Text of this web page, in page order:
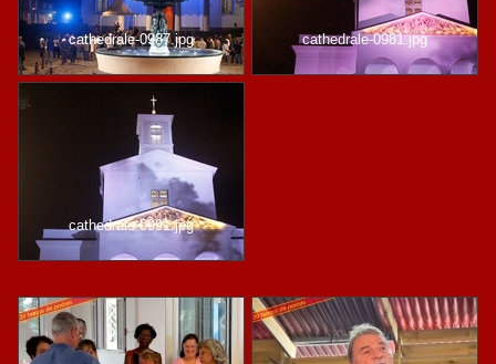
cathedrale-0987.jpg cathedrale-0981.jpg
cathedrale-0991.jpg